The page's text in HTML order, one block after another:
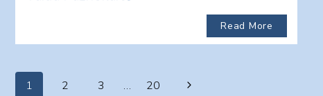
Read More
Page
1 2 3 … 20
Next